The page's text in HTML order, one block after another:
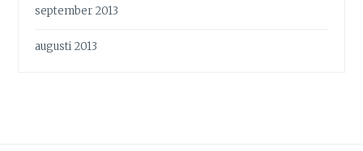
september 2013
augusti 2013